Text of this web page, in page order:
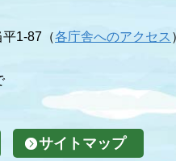
1-87（各庁舎へのアクセス ）
サイトマップ